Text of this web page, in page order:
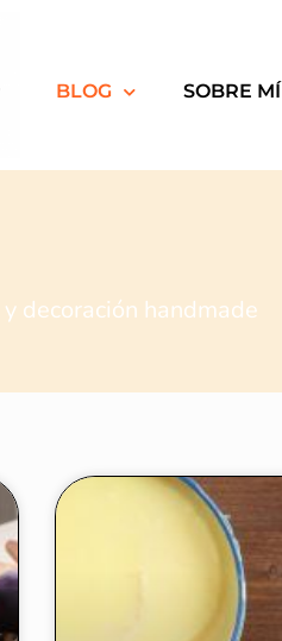
BLOG SOBRE MÍ
decoración handmade